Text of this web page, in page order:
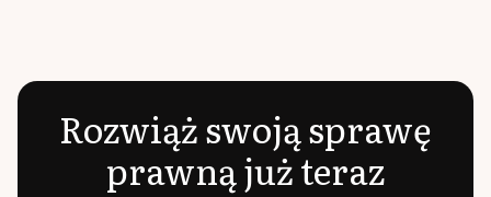
Rozwiąż swoją sprawę
prawną już teraz